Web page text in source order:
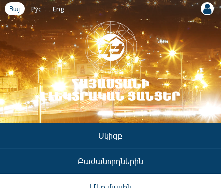
Հայ Рус Eng
Սկիզբ
Բաժանորդներին